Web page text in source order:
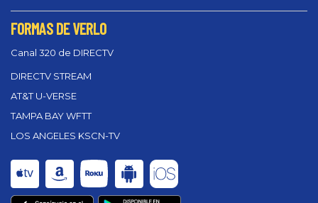
FORMAS DE VERLO
Canal 320 de DIRECTV
DIRECTV STREAM
AT&T U-VERSE
TAMPA BAY WFTT
LOS ANGELES KSCN-TV